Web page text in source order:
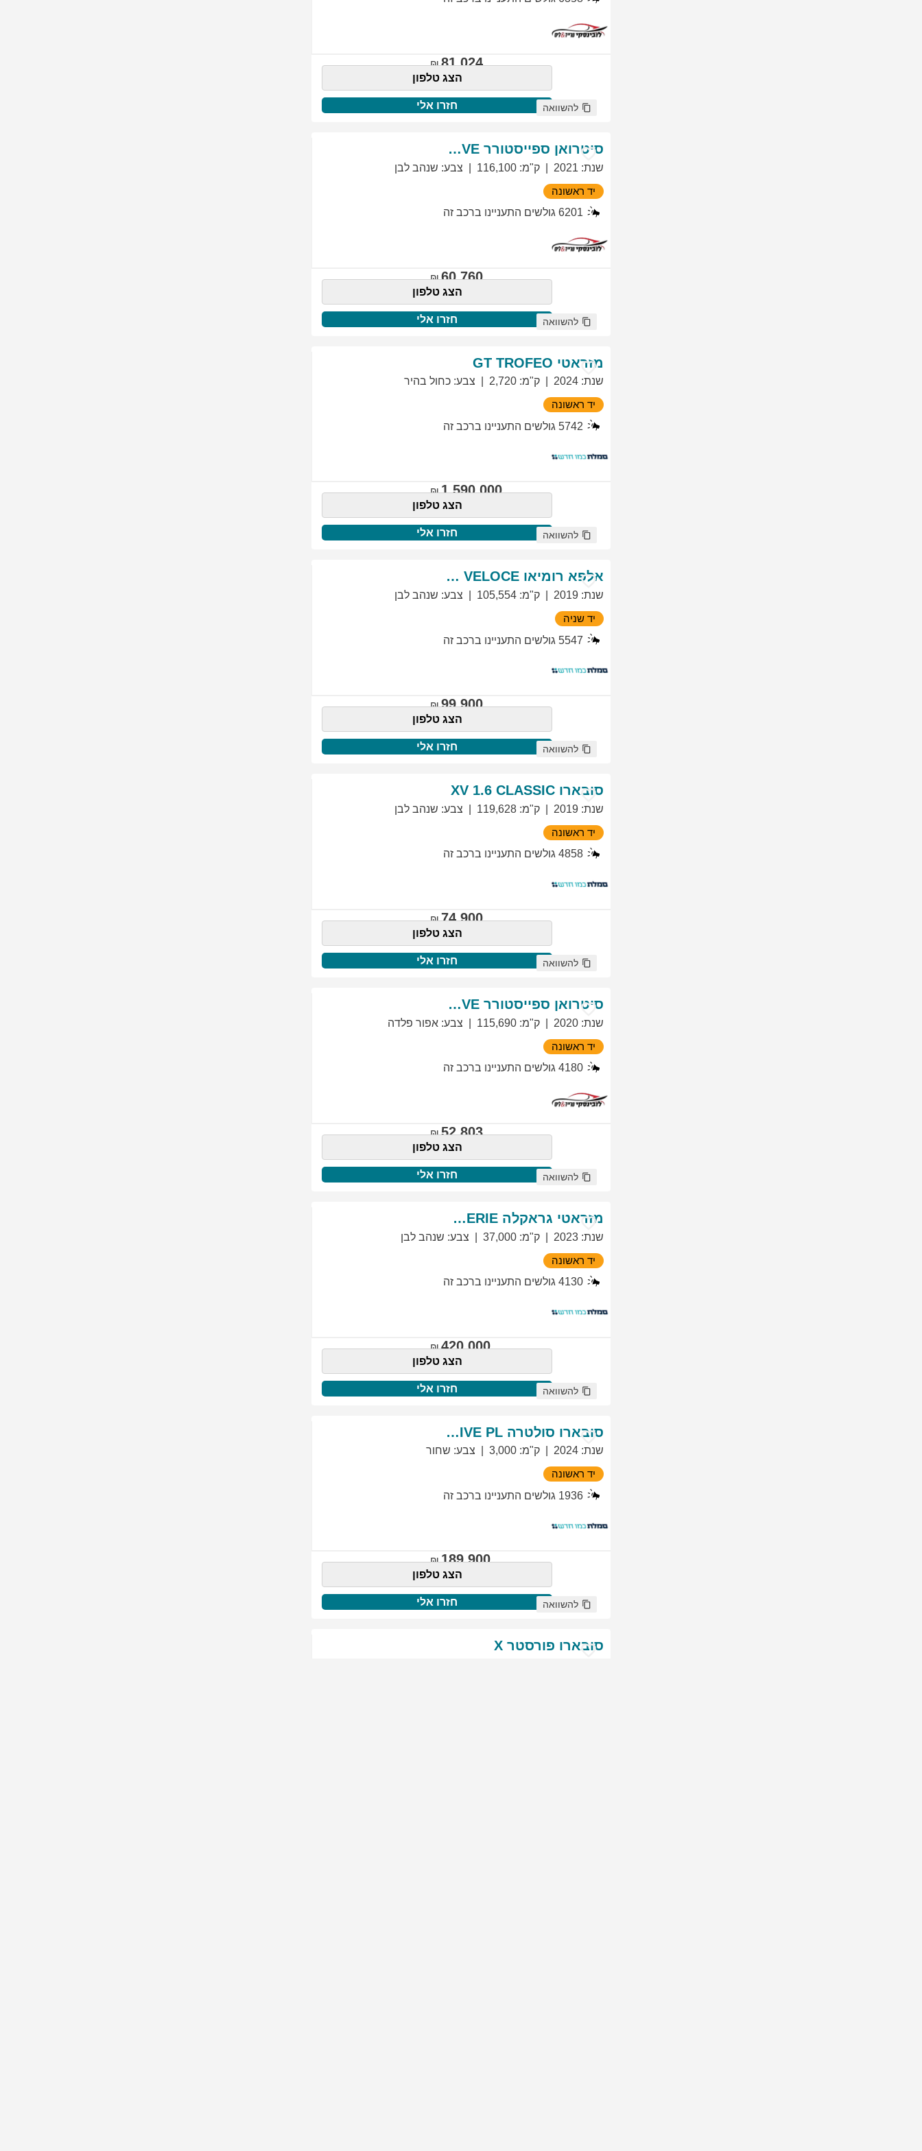
81,024
הצג טלפון
חזרו אלי להשוואה
סיטרואן ספייסטורר EXCLUSIVE
שנת:
2021 ק"מ:
116,100 צבע: שנהב לבן
יד ראשונה
6201 גולשים התעניינו ברכב זה
60,760
הצג טלפון
חזרו אלי להשוואה
מזראטי GT TROFEO
שנת:
2024 ק"מ:
2,720 צבע: כחול בהיר
יד ראשונה
5742 גולשים התעניינו ברכב זה
1,590,000
הצג טלפון
חזרו אלי להשוואה
אלפא רומיאו GIULIETTA VELOCE
שנת:
2019 ק"מ:
105,554 צבע: שנהב לבן
יד שניה
5547 גולשים התעניינו ברכב זה
99,900
הצג טלפון
חזרו אלי להשוואה
סובארו XV 1.6 CLASSIC
שנת:
2019 ק"מ:
119,628 צבע: שנהב לבן
יד ראשונה
4858 גולשים התעניינו ברכב זה
74,900
הצג טלפון
חזרו אלי להשוואה
סיטרואן ספייסטורר EXCLUSIVE
שנת:
2020 ק"מ:
115,690 צבע: אפור פלדה
יד ראשונה
4180 גולשים התעניינו ברכב זה
52,803
הצג טלפון
חזרו אלי להשוואה
מזראטי גראקלה PRIMASERIE
שנת:
2023 ק"מ:
37,000 צבע: שנהב לבן
יד ראשונה
4130 גולשים התעניינו ברכב זה
420,000
הצג טלפון
חזרו אלי להשוואה
סובארו סולטרה EXCLUSIVE PL
שנת:
2024 ק"מ:
3,000 צבע: שחור
יד ראשונה
1936 גולשים התעניינו ברכב זה
189,900
הצג טלפון
חזרו אלי להשוואה
סובארו פורסטר X